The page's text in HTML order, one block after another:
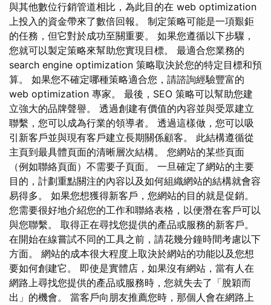
與其他數位行銷管道相比，為此目的在 web optimization
上投入的資金帶來了數倍回報。 制定策略可能是一項艱鉅
的任務，但它對於成功至關重要。 如果您遵循以下步驟，
您就可以製定策略來幫助您實現目標。 最適合您業務的
search engine optimization 策略取決於您的特定目標和預
算。 如果您不確定哪種策略適合您，請諮詢經驗豐富的
web optimization 專家。 最後，SEO 策略可以幫助您建
立強大的品牌聲譽。 透過創建有價值的內容並與受眾建立
聯繫，您可以成為行業的領導者。 透過這樣做，您可以吸
引新客戶並與現有客戶建立長期關係顧客。 此結構遵循從
主頁到最具體頁面的清晰層次結構。 您網站的某些頁面
（例如聯絡頁面）不需要子頁面。 一旦確定了網站的主要
目的，計劃重點關注的內容以及如何組織網站的結構就會容
易得多。 如果您想獲得新客戶，您網站的目的就是促銷。
您需要很好地介紹您的工作和聯絡表格，以便潛在客戶可以
與您聯繫。 取得正在尋找您提供的產品或服務的新客戶。
在開始在線嘗試不同的工具之前，請花幾分鐘時間考慮以下
方面。 網站的成本很大程度上取決於網站的功能以及您想
要如何創建它。 即使是實體店，如果沒有網站，當有人在
網路上尋找您提供的產品或服務時，您就失去了「脫穎而
出」的機會。 當客戶向朋友推薦您時，那個人會在網路上